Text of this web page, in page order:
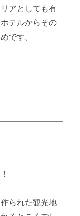
アとしても有
テルからその
です。
られた観光地